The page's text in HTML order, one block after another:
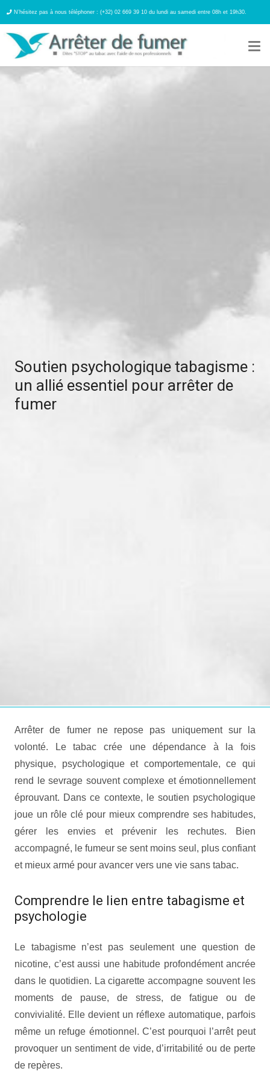
N’hésitez pas à nous téléphoner : (+32) 02 669 39 10 du lundi au samedi entre 08h et 19h30.
Soutien psychologique tabagisme :
un allié essentiel pour arrêter de
fumer
Arrêter de fumer ne repose pas uniquement sur la
volonté. Le tabac crée une dépendance à la fois
physique, psychologique et comportementale, ce qui
rend le sevrage souvent complexe et émotionnellement
éprouvant. Dans ce contexte, le soutien psychologique
joue un rôle clé pour mieux comprendre ses habitudes,
gérer les envies et prévenir les rechutes. Bien
accompagné, le fumeur se sent moins seul, plus confiant
et mieux armé pour avancer vers une vie sans tabac.
Comprendre le lien entre tabagisme et
psychologie
Le tabagisme n’est pas seulement une question de
nicotine, c’est aussi une habitude profondément ancrée
dans le quotidien. La cigarette accompagne souvent les
moments de pause, de stress, de fatigue ou de
convivialité. Elle devient un réflexe automatique, parfois
même un refuge émotionnel. C’est pourquoi l’arrêt peut
provoquer un sentiment de vide, d’irritabilité ou de perte
de repères.